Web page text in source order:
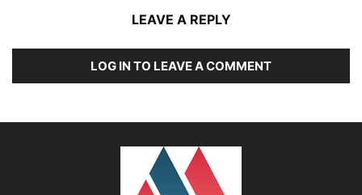
LEAVE A REPLY
LOG IN TO LEAVE A COMMENT